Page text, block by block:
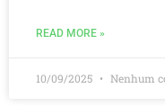
READ MORE »
10/09/2025 Nenhum